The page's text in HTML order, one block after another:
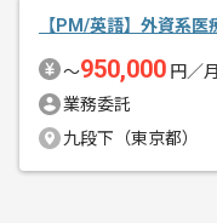
【PM/英語】外資系
〜950,000 円／月
業務委託
九段下（東京都）